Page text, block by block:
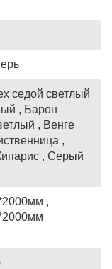
седой светлый
, Барон
, Венге
,
, Серый
,